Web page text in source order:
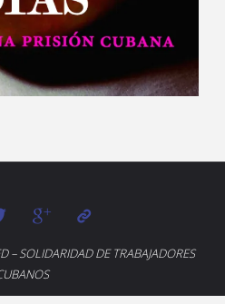
– SOLIDARIDAD DE TRABAJADORES